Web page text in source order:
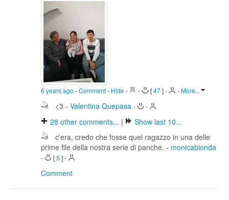
6 years ago -Comment- Hide - - [47]- -More...
<3 - Valentina Quepasa - -
28 other comments... |
Show last 10...
c'era, credo che fosse quel ragazzo in una delle
prime file della nostra serie di panche. - monicabionda
- [5 ]-
Comment